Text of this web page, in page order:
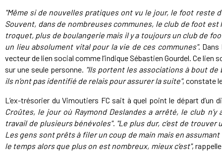
"Même si de nouvelles pratiques ont vu le jour, le foot
Souvent, dans de nombreuses communes, le club de foot est
troquet, plus de boulangerie mais il y a toujours un club de
un lieu absolument vital pour la vie de ces communes". Dans
vecteur de lien social comme l’indique Sébastien Gourdel. Ce lien
sur une seule personne. "Ils portent les associations à bout
ils n’ont pas identifié de relais pour assurer la suite", constate
L’ex-trésorier du Vimoutiers FC sait à quel point le départ
Croûtes, le jour où Raymond Deslandes a arrêté, le club
travail de plusieurs bénévoles". "Le plus dur, c’est de
Les gens sont prêts à filer un coup de main mais en
le temps alors que plus on est nombreux, mieux c’est",